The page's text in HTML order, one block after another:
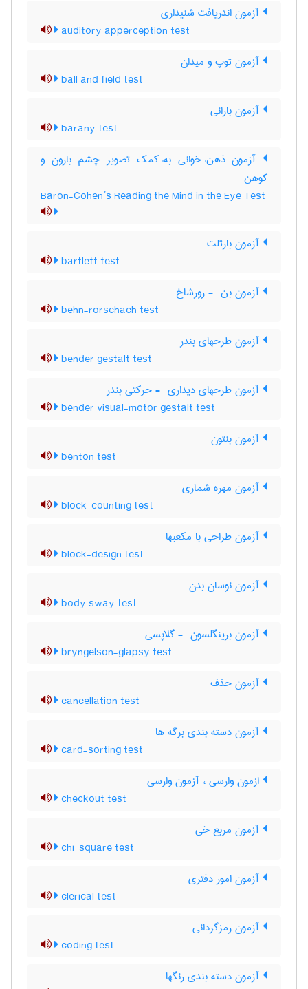
آزمون اندریافت شنیداری
auditory apperception test
آزمون توپ و میدان
ball and field test
آزمون بارانی
barany test
آزمون ذهن¬خوانی به¬کمک تصویر چشم بارون و
کوهن
Baron-Cohen’s Reading the Mind in the Eye Test
آزمون بارتلت
bartlett test
آزمون بن ‎ - رورشاخ
behn-rorschach test
آزمون طرحهای بندر
bender gestalt test
آزمون طرحهای دیداری ‎ - حرکتی بندر
bender visual-motor gestalt test
آزمون بنتون
benton test
آزمون مهره شماری
block-counting test
آزمون طراحی با مکعبها
block-design test
آزمون نوسان بدن
body sway test
آزمون برینگلسون ‎ - گلاپسی
bryngelson-glapsy test
آزمون حذف
cancellation test
آزمون دسته بندی برگه ها
card-sorting test
ازمون وارسی ، آزمون وارسی
checkout test
آزمون مربع خی
chi-square test
آزمون امور دفتری
clerical test
آزمون رمزگردانی
coding test
آزمون دسته بندی رنگها